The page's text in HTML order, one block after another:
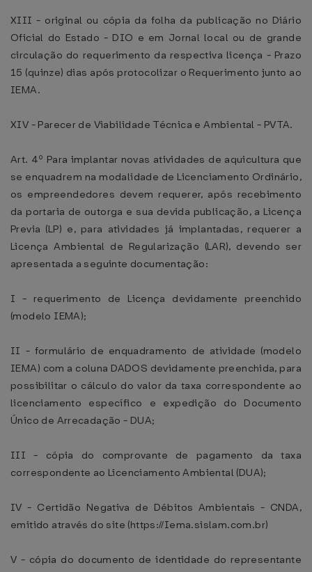
XIII - original ou cópia da folha da publicação no Diário
Oficial do Estado - DIO e em Jornal local ou de grande
circulação do requerimento da respectiva licença - Prazo
15 (quinze) dias após protocolizar o Requerimento junto ao
IEMA.
XIV - Parecer de Viabilidade Técnica e Ambiental - PVTA.
Art. 4º Para implantar novas atividades de aquicultura que
se enquadrem na modalidade de Licenciamento Ordinário,
os empreendedores devem requerer, após recebimento
da portaria de outorga e sua devida publicação, a Licença
Previa (LP) e, para atividades já implantadas, requerer a
Licença Ambiental de Regularização (LAR), devendo ser
apresentada a seguinte documentação:
I - requerimento de Licença devidamente preenchido
(modelo IEMA);
II - formulário de enquadramento de atividade (modelo
IEMA) com a coluna DADOS devidamente preenchida, para
possibilitar o cálculo do valor da taxa correspondente ao
licenciamento específico e expedição do Documento
Único de Arrecadação - DUA;
III - cópia do comprovante de pagamento da taxa
correspondente ao Licenciamento Ambiental (DUA);
IV - Certidão Negativa de Débitos Ambientais - CNDA,
emitido através do site (https://Iema.sislam.com.br)
V - cópia do documento de identidade do representante